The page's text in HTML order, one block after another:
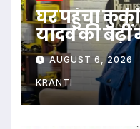
घर पहुंचा
यादव की
AUGUST 6, 2026
KRANTI